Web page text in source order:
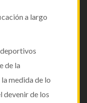
a largo
de la
medida de lo
devenir de los